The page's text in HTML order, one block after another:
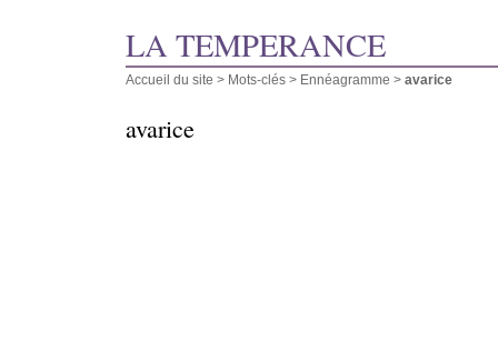
LA TEMPERANCE
Accueil du site > Mots-clés > Ennéagramme > avarice
avarice